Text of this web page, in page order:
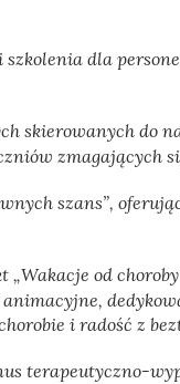
dla
skierowanych do
zmagających
szans”,
„Wakacje od
i radość z
terapeutyczno-